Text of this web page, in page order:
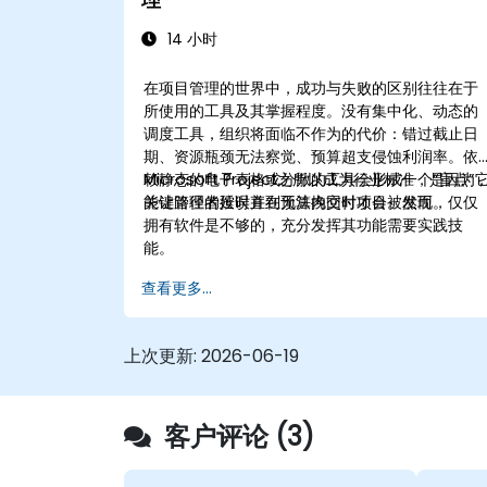
14 小时
在项目管理的世界中，成功与失败的区别往往在于
所使用的工具及其掌握程度。没有集中化、动态的
调度工具，组织将面临不作为的代价：错过截止日
期、资源瓶颈无法察觉、预算超支侵蚀利润率。依
赖静态的电子表格或分散的工具会形成一个“盲点”
关键路径的延误直到无法挽回时才会被发现。
Microsoft Project之所以成为行业标准，是因为
能让管理者按时并在预算内交付项目。然而，仅仅
拥有软件是不够的，充分发挥其功能需要实践技
能。
查看更多...
上次更新: 2026-06-19
客户评论 (3)